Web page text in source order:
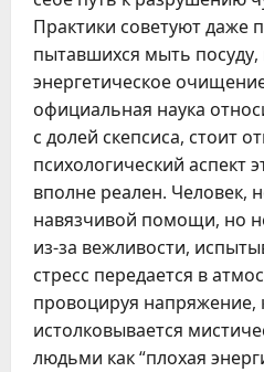
Практики советуют даже
пытавшихся мыть посуду,
энергетическое
официальная наука
с долей скепсиса, стоит
психологический аспект
вполне реален. Человек,
навязчивой помощи, но
из-за вежливости,
стресс передается в
провоцируя напряжение,
истолковывается
людьми как “плохая